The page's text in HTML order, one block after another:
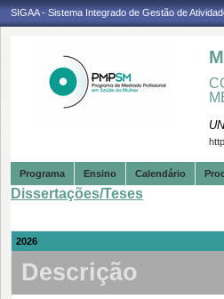
SIGAA - Sistema Integrado de Gestão de
Programa Ensino Calendário
Dissertações/Teses
2026
Descrição